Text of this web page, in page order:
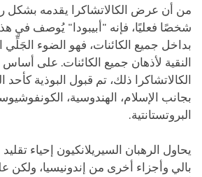
من أن عرض الكالاتشاكرا يقدمه بشكل
شخصًا فعليًا، فإنه "أبيبودا" يُوصف في
بداخل جميع الكائنات، فهو الضوء الجَلِّي
النقية لأذهان جميع الكائنات. على
الكالاتشاكرا ذلك، تم قبول البوذية كأحد
بجانب الإسلام، الهندوسية،
البروتستانتية.
يحاول الرهبان السيريلانكيون إحياء تقليد
بالي وأجزاء أخرى من إندونيسيا، ولكن